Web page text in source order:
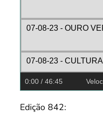
07-08-23 -
07-08-23 - CULTURA
0:00 / 46:45
Edição 842: